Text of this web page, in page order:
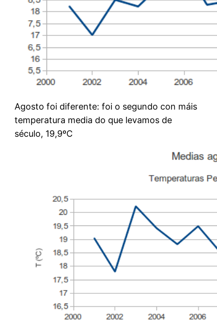
Agosto foi diferente: foi o segundo con máis
temperatura media do que levamos de
século, 19,9ºC